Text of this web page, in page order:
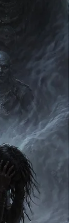
so ist, haben die